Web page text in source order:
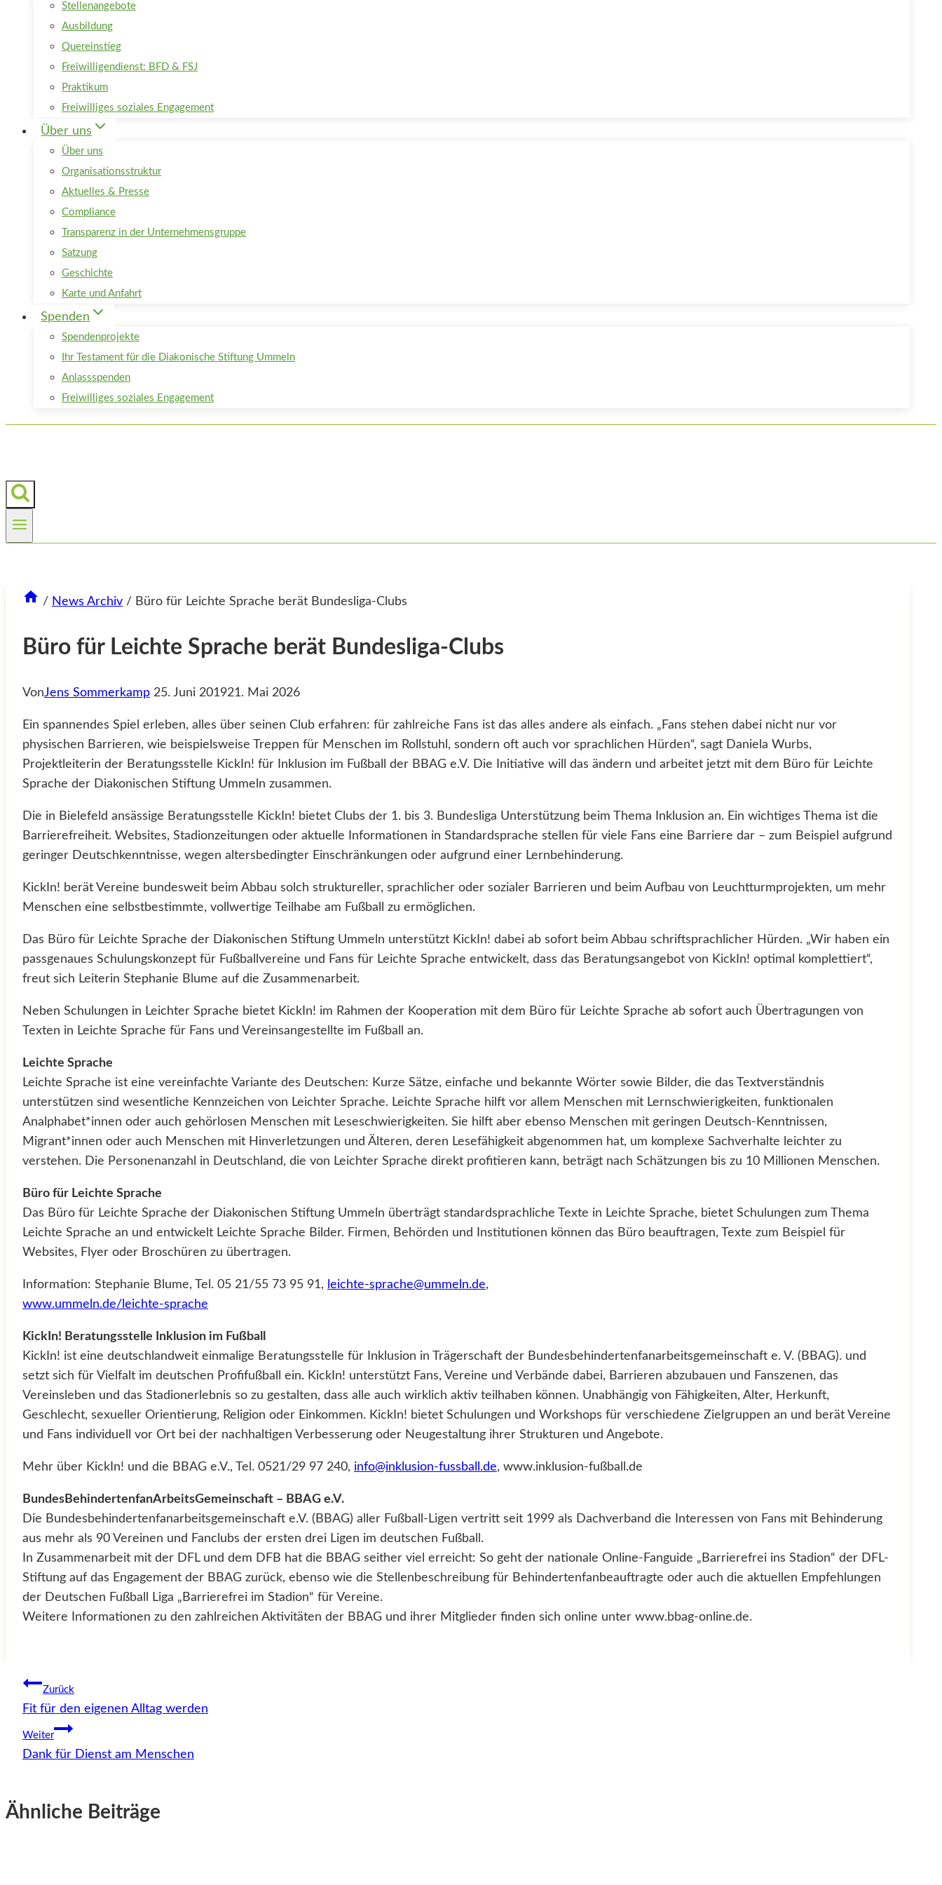
Stellenangebote
Ausbildung
Quereinstieg
Freiwilligendienst: BFD & FSJ
Praktikum
Freiwilliges soziales Engagement
Über uns
Über uns
Organisationsstruktur
Aktuelles & Presse
Compliance
Transparenz in der Unternehmensgruppe
Satzung
Geschichte
Karte und Anfahrt
Spenden
Spendenprojekte
Ihr Testament für die Diakonische Stiftung Ummeln
Anlassspenden
Freiwilliges soziales Engagement
/ News Archiv / Büro für Leichte Sprache berät Bundesliga-Clubs
Büro für Leichte Sprache berät Bundesliga-Clubs
VonJens Sommerkamp 25. Juni 201921. Mai 2026
Ein spannendes Spiel erleben, alles über seinen Club erfahren: für zahlreiche Fans ist das alles andere als einfach. „Fans stehen dabei nicht nur vor
physischen Barrieren, wie beispielsweise Treppen für Menschen im Rollstuhl, sondern oft auch vor sprachlichen Hürden“, sagt Daniela Wurbs,
Projektleiterin der Beratungsstelle KickIn! für Inklusion im Fußball der BBAG e.V. Die Initiative will das ändern und arbeitet jetzt mit dem Büro für Leichte
Sprache der Diakonischen Stiftung Ummeln zusammen.
Die in Bielefeld ansässige Beratungsstelle KickIn! bietet Clubs der 1. bis 3. Bundesliga Unterstützung beim Thema Inklusion an. Ein wichtiges Thema ist die
Barrierefreiheit. Websites, Stadionzeitungen oder aktuelle Informationen in Standardsprache stellen für viele Fans eine Barriere dar – zum Beispiel aufgrund
geringer Deutschkenntnisse, wegen altersbedingter Einschränkungen oder aufgrund einer Lernbehinderung.
KickIn! berät Vereine bundesweit beim Abbau solch struktureller, sprachlicher oder sozialer Barrieren und beim Aufbau von Leuchtturmprojekten, um mehr
Menschen eine selbstbestimmte, vollwertige Teilhabe am Fußball zu ermöglichen.
Das Büro für Leichte Sprache der Diakonischen Stiftung Ummeln unterstützt KickIn! dabei ab sofort beim Abbau schriftsprachlicher Hürden. „Wir haben ein
passgenaues Schulungskonzept für Fußballvereine und Fans für Leichte Sprache entwickelt, dass das Beratungsangebot von KickIn! optimal komplettiert“,
freut sich Leiterin Stephanie Blume auf die Zusammenarbeit.
Neben Schulungen in Leichter Sprache bietet KickIn! im Rahmen der Kooperation mit dem Büro für Leichte Sprache ab sofort auch Übertragungen von
Texten in Leichte Sprache für Fans und Vereinsangestellte im Fußball an.
Leichte Sprache
Leichte Sprache ist eine vereinfachte Variante des Deutschen: Kurze Sätze, einfache und bekannte Wörter sowie Bilder, die das Textverständnis
unterstützen sind wesentliche Kennzeichen von Leichter Sprache. Leichte Sprache hilft vor allem Menschen mit Lernschwierigkeiten, funktionalen
Analphabet*innen oder auch gehörlosen Menschen mit Leseschwierigkeiten. Sie hilft aber ebenso Menschen mit geringen Deutsch-Kenntnissen,
Migrant*innen oder auch Menschen mit Hinverletzungen und Älteren, deren Lesefähigkeit abgenommen hat, um komplexe Sachverhalte leichter zu
verstehen. Die Personenanzahl in Deutschland, die von Leichter Sprache direkt profitieren kann, beträgt nach Schätzungen bis zu 10 Millionen Menschen.
Büro für Leichte Sprache
Das Büro für Leichte Sprache der Diakonischen Stiftung Ummeln überträgt standardsprachliche Texte in Leichte Sprache, bietet Schulungen zum Thema
Leichte Sprache an und entwickelt Leichte Sprache Bilder. Firmen, Behörden und Institutionen können das Büro beauftragen, Texte zum Beispiel für
Websites, Flyer oder Broschüren zu übertragen.
Information: Stephanie Blume, Tel. 05 21/55 73 95 91, leichte-sprache@ummeln.de,
www.ummeln.de/leichte-sprache
KickIn! Beratungsstelle Inklusion im Fußball
KickIn! ist eine deutschlandweit einmalige Beratungsstelle für Inklusion in Trägerschaft der Bundesbehindertenfanarbeitsgemeinschaft e. V. (BBAG). und
setzt sich für Vielfalt im deutschen Profifußball ein. KickIn! unterstützt Fans, Vereine und Verbände dabei, Barrieren abzubauen und Fanszenen, das
Vereinsleben und das Stadionerlebnis so zu gestalten, dass alle auch wirklich aktiv teilhaben können. Unabhängig von Fähigkeiten, Alter, Herkunft,
Geschlecht, sexueller Orientierung, Religion oder Einkommen. KickIn! bietet Schulungen und Workshops für verschiedene Zielgruppen an und berät Vereine
und Fans individuell vor Ort bei der nachhaltigen Verbesserung oder Neugestaltung ihrer Strukturen und Angebote.
Mehr über KickIn! und die BBAG e.V., Tel. 0521/29 97 240, info@inklusion-fussball.de, www.inklusion-fußball.de
BundesBehindertenfanArbeitsGemeinschaft – BBAG e.V.
Die Bundesbehindertenfanarbeitsgemeinschaft e.V. (BBAG) aller Fußball-Ligen vertritt seit 1999 als Dachverband die Interessen von Fans mit Behinderung
aus mehr als 90 Vereinen und Fanclubs der ersten drei Ligen im deutschen Fußball.
In Zusammenarbeit mit der DFL und dem DFB hat die BBAG seither viel erreicht: So geht der nationale Online-Fanguide „Barrierefrei ins Stadion“ der DFL-
Stiftung auf das Engagement der BBAG zurück, ebenso wie die Stellenbeschreibung für Behindertenfanbeauftragte oder auch die aktuellen Empfehlungen
der Deutschen Fußball Liga „Barrierefrei im Stadion“ für Vereine.
Weitere Informationen zu den zahlreichen Aktivitäten der BBAG und ihrer Mitglieder finden sich online unter www.bbag-online.de.
Beitragsnavigation
Zurück
Fit für den eigenen Alltag werden
Weiter
Dank für Dienst am Menschen
Ähnliche Beiträge